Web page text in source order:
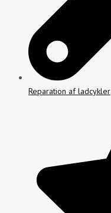
Reparation af ladcykler